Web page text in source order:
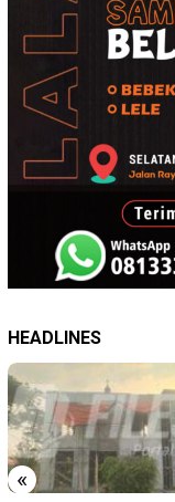
HEADLINES
«